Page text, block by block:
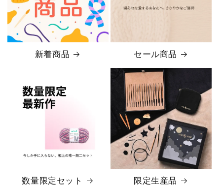
新着商品 セール商品
数量限定セット 限定生産品